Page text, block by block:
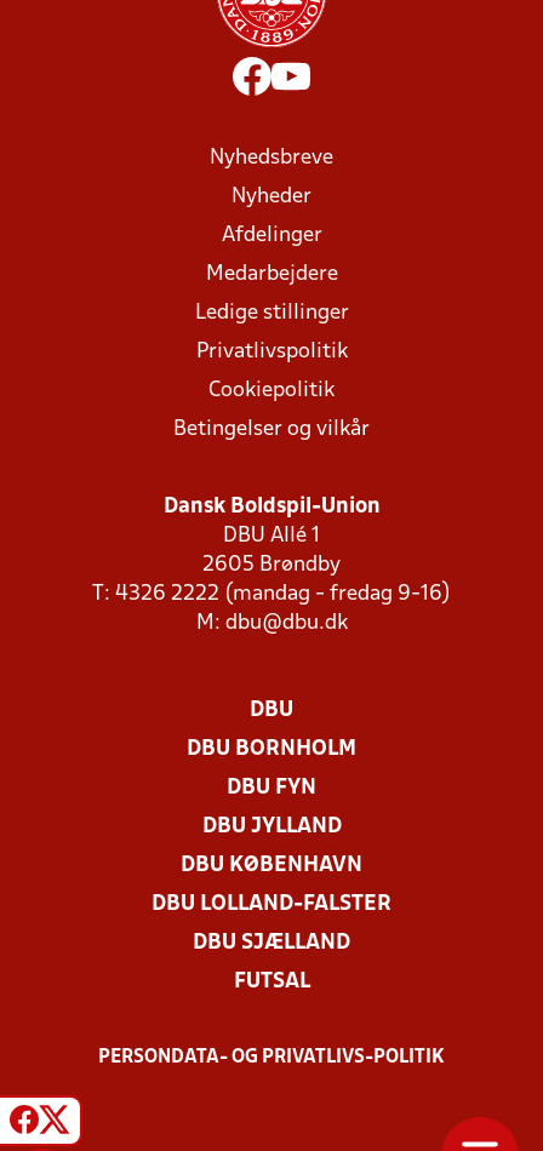
Nyhedsbreve
Nyheder
Afdelinger
Medarbejdere
Ledige stillinger
Privatlivspolitik
Cookiepolitik
Betingelser og vilkår
Dansk Boldspil-Union
DBU Allé 1
2605 Brøndby
T: 4326 2222 (mandag - fredag 9-16)
M: dbu@dbu.dk
DBU
DBU BORNHOLM
DBU FYN
DBU JYLLAND
DBU KØBENHAVN
DBU LOLLAND-FALSTER
DBU SJÆLLAND
FUTSAL
PERSONDATA- OG PRIVATLIVS-POLITIK